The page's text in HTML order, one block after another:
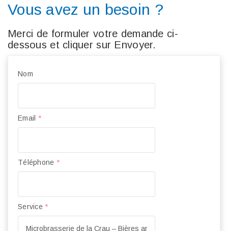
Vous avez un besoin ?
Merci de formuler votre demande ci-
dessous et cliquer sur Envoyer.
Nom
Email *
Téléphone *
Service *